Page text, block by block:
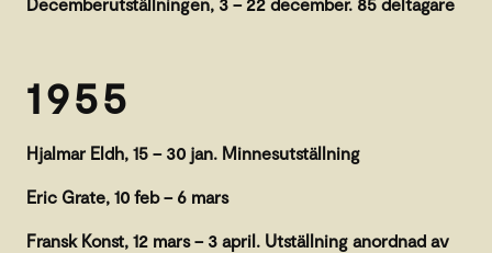
1955
Hjalmar Eldh, 15 – 30 jan. Minnesutställning
Eric Grate, 10 feb – 6 mars
Fransk Konst, 12 mars – 3 april. Utställning anordnad av